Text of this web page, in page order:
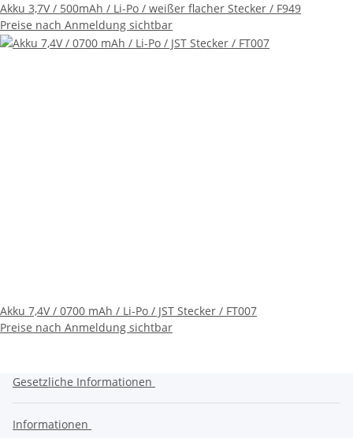
Akku 3,7V / 500mAh / Li-Po / weißer flacher Stecker / F949
Preise nach Anmeldung sichtbar
Akku 7,4V / 0700 mAh / Li-Po / JST Stecker / FT007
Preise nach Anmeldung sichtbar
Gesetzliche Informationen
Informationen